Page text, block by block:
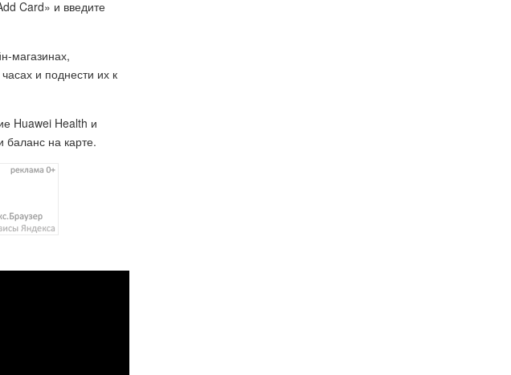
Card» и введите
магазинах,
и поднести их к
Huawei Health и
баланс на карте.